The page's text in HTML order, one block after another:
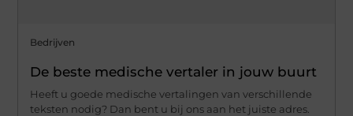
Bedrijven
De beste medische vertaler in jouw buurt
Heeft u goede medische vertalingen van verschillende
teksten nodig? Dan bent u bij ons aan het juiste adres.